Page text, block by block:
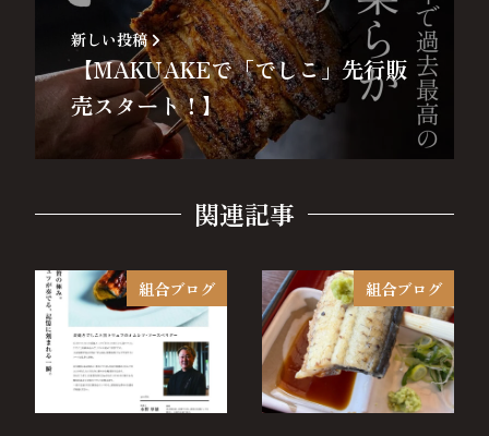
新しい投稿
【MAKUAKEで「でしこ」先行販
売スタート！】
関連記事
組合ブログ 組合ブログ